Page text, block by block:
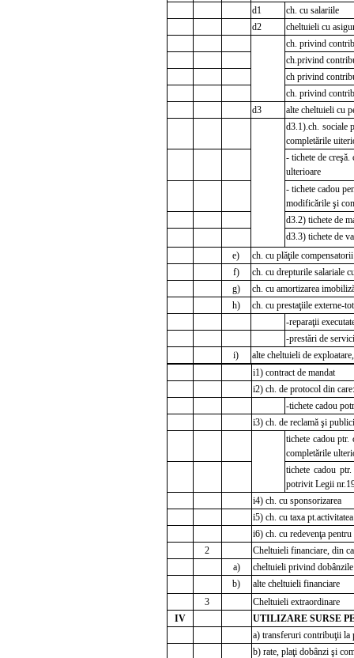
d1
ch. cu salariile
d2
cheltuieli cu
ch. privind
ch.privind
ch privind
ch. privind
d3
alte cheltuieli cu
d3.1).ch. sociale
completările
- tichete de
ulterioare
- tichete cadou
modificările şi
d3.2) tichete de
d3.3) tichete de
e)
ch. cu plăţile
f)
ch. cu drepturile salariale
g)
ch. cu amortizarea
h)
ch. cu prestaţiile externe-
-reparaţii
-prestări de
i)
alte cheltuieli de
i1) contract de mandat
i2) ch. de protocol din care:
-tichete cadou
i3) ch. de reclamă şi
tichete cadou
completările
tichete cadou
potrivit Legii
i4) ch. cu sponsorizarea
i5) ch. cu taxa
i6) ch. cu redevenţa
2
Cheltuieli financiare, din
a)
cheltuieli privind dobânzile
b)
alte cheltuieli financiare
3
Cheltuieli extraordinare
IV
UTILIZARE SURSE
a) transferuri contribuţii la
b) rate, plaţi dobânzi şi